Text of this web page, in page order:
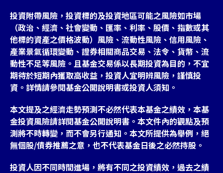
投資附帶風險，投資標的及投資地區可能之風險如市場
（政治、經濟、社會變動、匯率、利率、股價、指數或其
他標的資產之價格波動）風險、流動性風險、信用風險、
產業景氣循環變動、證券相關商品交易、法令、貨幣、流
動性不足等風險。且基金交易係以長期投資為目的，不宜
期待於短期內獲取高收益，投資人宜明辨風險，謹慎投
資。詳情請參閱基金公開說明書或投資人須知。
本文提及之經濟走勢預測不必然代表本基金之績效，本基
金投資風險請詳閱基金公開說明書。本文件內的觀點及預
測將不時轉變，而不會另行通知。本文所提供為舉例，絕
無個股/債券推薦之意，也不代表基金日後之必然持股。
投資人因不同時間進場，將有不同之投資績效，過去之績